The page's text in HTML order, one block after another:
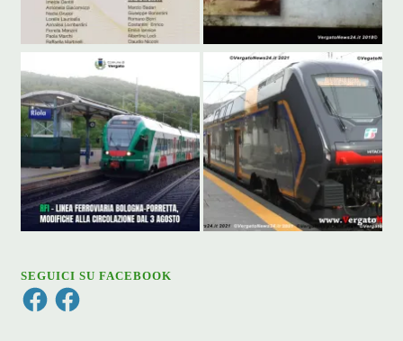
SEGUICI SU FACEBOOK
FacebookFacebook